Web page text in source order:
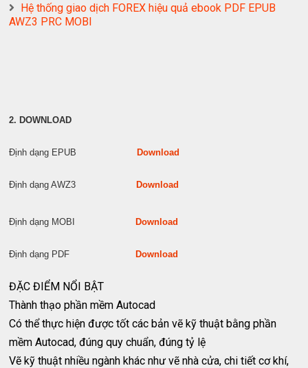
Hệ thống giao dịch FOREX hiệu quả ebook PDF EPUB
AWZ3 PRC MOBI
2. DOWNLOAD
Định dạng EPUB Download
Định dạng AWZ3 Download
Định dạng MOBI Download
Định dạng PDF Download
ĐẶC ĐIỂM NỔI BẬT
Thành thạo phần mềm Autocad
Có thể thực hiện được tốt các bản vẽ kỹ thuật bằng phần
mềm Autocad, đúng quy chuẩn, đúng tỷ lệ
Vẽ kỹ thuật nhiều ngành khác như vẽ nhà cửa, chi tiết cơ khí,